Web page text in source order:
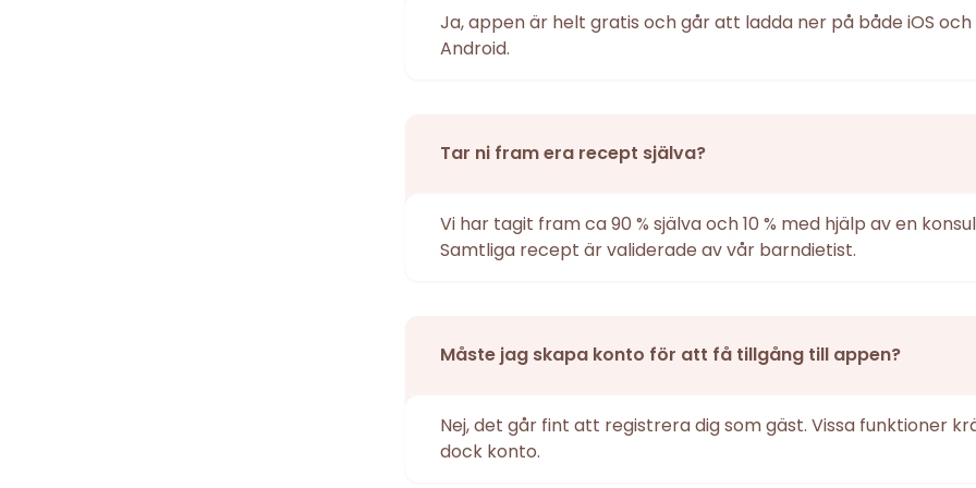
Ja, appen är helt gratis och går att ladda ner på både iOS och
Android.
Tar ni fram era recept själva?
Vi har tagit fram ca 90 % själva och 10 % med hjälp av en
Samtliga recept är validerade av vår barndietist.
Måste jag skapa konto för att få tillgång till appen?
Nej, det går fint att registrera dig som gäst. Vissa funktioner
dock konto.